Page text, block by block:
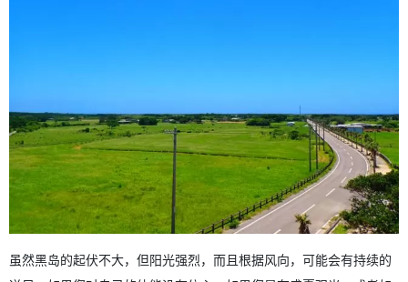
虽然黑岛的起伏不大，但阳光强烈，而且根据风向，可能会有持续的